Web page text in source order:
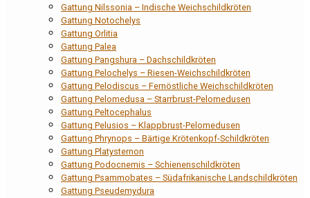
Gattung Nilssonia – Indische Weichschildkröten
Gattung Notochelys
Gattung Orlitia
Gattung Palea
Gattung Pangshura – Dachschildkröten
Gattung Pelochelys – Riesen-Weichschildkröten
Gattung Pelodiscus – Fernöstliche Weichschildkröten
Gattung Pelomedusa – Starrbrust-Pelomedusen
Gattung Peltocephalus
Gattung Pelusios – Klappbrust-Pelomedusen
Gattung Phrynops – Bärtige Krötenkopf-Schildkröten
Gattung Platysternon
Gattung Podocnemis – Schienenschildkröten
Gattung Psammobates – Südafrikanische Landschildkröten
Gattung Pseudemydura